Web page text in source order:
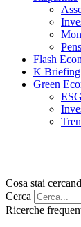
Flash
K Briefing
Green
ESG
Cosa stai
Cerca
Ricerche